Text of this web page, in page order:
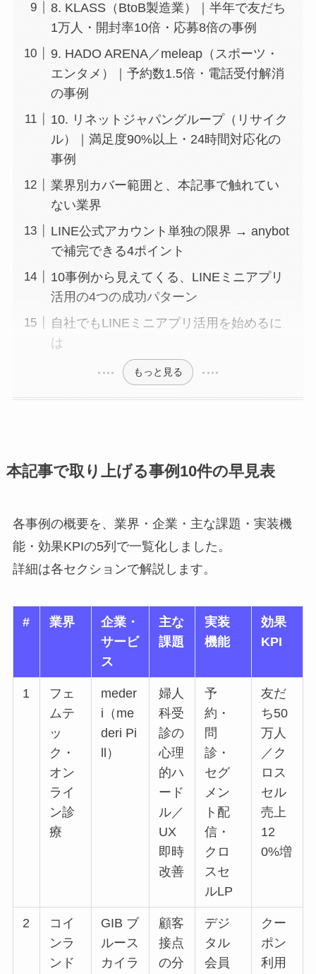
8. KLASS（BtoB製造業）｜半年で友だち
1万人・開封率10倍・応募8倍の事例
9. HADO ARENA／meleap（スポーツ・
エンタメ）｜予約数1.5倍・電話受付解消
の事例
10. リネットジャパングループ（リサイク
ル）｜満足度90%以上・24時間対応化の
事例
業界別カバー範囲と、本記事で触れてい
ない業界
LINE公式アカウント単独の限界 → anybot
で補完できる4ポイント
10事例から見えてくる、LINEミニアプリ
活用の4つの成功パターン
自社でもLINEミニアプリ活用を始めるに
は
もっと見る
本記事で取り上げる事例10件の早見表
各事例の概要を、業界・企業・主な課題・実装機
能・効果KPIの5列で一覧化しました。
詳細は各セクションで解説します。
# 業界
企業・
サービ
ス
主な
課題
実装
機能
効果
KPI
1
フェ
ムテ
ッ
ク・
オン
ライ
ン診
療
meder
i（me
deri Pi
ll）
婦人
科受
診の
心理
的ハ
ード
ル／
UX
即時
改善
予
約・
問
診・
セグ
メン
ト配
信・
クロ
スセ
ルLP
友だ
ち50
万人
／ク
ロス
セル
売上
12
0%増
2
コイ
ンラ
ンド
GIB ブ
ルース
カイラ
顧客
接点
の分
デジ
タル
会員
クー
ポン
利用